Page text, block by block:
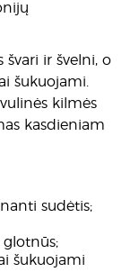
švari ir švelni, o
šukuojami.
kilmės
kasdieniam
sudėtis;
glotnūs;
šukuojami